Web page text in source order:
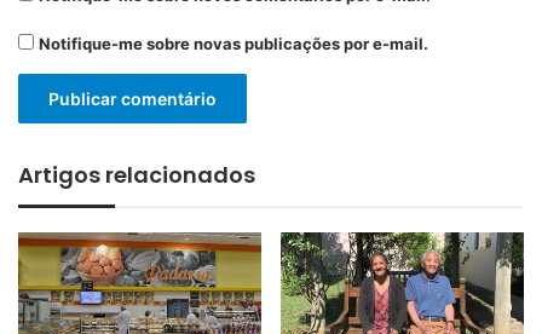
Notifique-me sobre novas publicações por e-mail.
Artigos relacionados